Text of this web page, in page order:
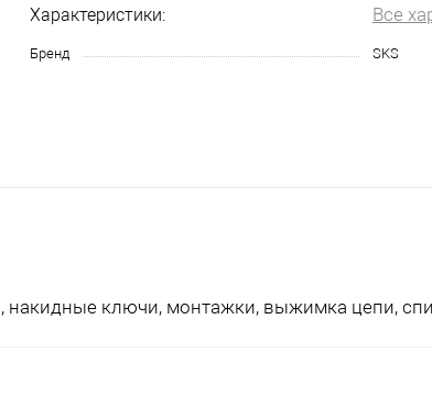
Характеристики: Все
Бренд SKS
накидные ключи, монтажки, выжимка цепи,